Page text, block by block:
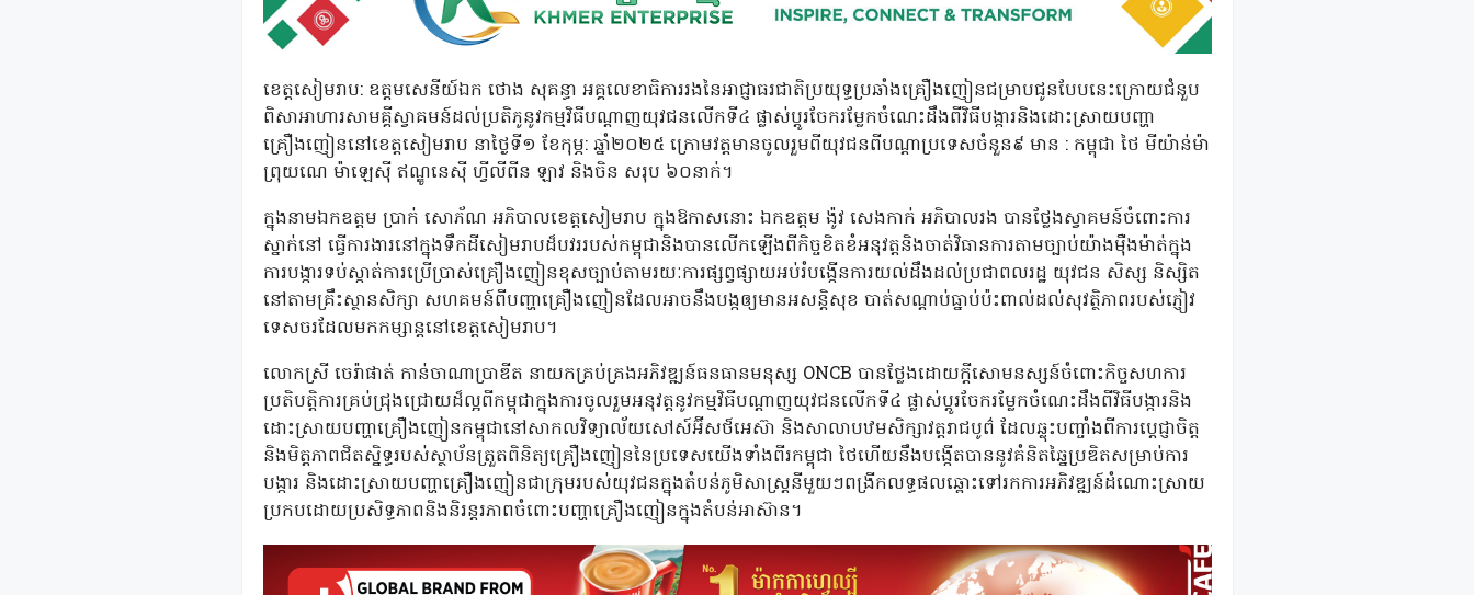
ខេត្តសៀមរាប: ឧត្តមសេនីយ៍ឯក ថោង សុគន្ធា អគ្គលេខាធិការរងនៃអាជ្ញាធរជាតិប្រយុទ្ធប្រឆាំងគ្រឿងញៀនជម្រាបជូនបែបនេះក្រោយជំនួប
ពិសាអាហារសាមគ្គីស្វាគមន៍ដល់ប្រតិភូនូវកម្មវិធីបណ្តាញយុវជនលើកទី៤ ផ្លាស់ប្តូរចែករម្លែកចំណេះដឹងពីវិធីបង្ការនិងដោះស្រាយបញ្ហា
គ្រឿងញៀននៅខេត្តសៀមរាប នាថ្ងៃទី១ ខែកុម្ភ: ឆ្នាំ២០២៥ ក្រោមវត្តមានចូលរួមពីយុវជនពីបណ្ដាប្រទេសចំនួន៩ មាន : កម្ពុជា ថៃ មីយ៉ាន់ម៉ា
ព្រុយណេ ម៉ាឡេស៊ី ឥណ្ឌូនេស៊ី ហ្វីលីពីន ឡាវ និងចិន សរុប ៦០នាក់។
ក្នុងនាមឯកឧត្តម ប្រាក់ សោភ័ណ អភិបាលខេត្តសៀមរាប ក្នុងឱកាសនោះ ឯកឧត្តម ង៉ូវ សេងកាក់ អភិបាលរង បានថ្លែងស្វាគមន៍ចំពោះការ
ស្នាក់នៅ ធ្វើការងារនៅក្នុងទឹកដីសៀមរាបដ៏បវររបស់កម្ពុជានិងបានលើកឡើងពីកិច្ចខិតខំអនុវត្តនិងចាត់វិធានការតាមច្បាប់យ៉ាងម៉ឺងម៉ាត់ក្នុង
ការបង្ការទប់ស្កាត់ការប្រើប្រាស់គ្រឿងញៀនខុសច្បាប់តាមរយៈការផ្សព្វផ្សាយអប់រំបង្កើនការយល់ដឹងដល់ប្រជាពលរដ្ឋ យុវជន សិស្ស និស្សិត
នៅតាមគ្រឹះស្ថានសិក្សា សហគមន៍ពីបញ្ហាគ្រឿងញៀនដែលអាចនឹងបង្កឲ្យមានអសន្តិសុខ បាត់សណ្តាប់ធ្នាប់ប៉ះពាល់ដល់សុវត្ថិភាពរបស់ភ្ញៀវ
ទេសចរដែលមកកម្សាន្តនៅខេត្តសៀមរាប។
លោកស្រី ចេរ៉ាផាត់ កាន់ចាណាប្រាឌីត នាយកគ្រប់គ្រងអភិវឌ្ឍន៍ធនធានមនុស្ស ONCB បានថ្លែងដោយក្តីសោមនស្សន៍ចំពោះកិច្ចសហការ
ប្រតិបត្តិការគ្រប់ជ្រុងជ្រោយដ៏ល្អពីកម្ពុជាក្នុងការចូលរួមអនុវត្តនូវកម្មវិធីបណ្តាញយុវជនលើកទី៤ ផ្លាស់ប្តូរចែករម្លែកចំណេះដឹងពីវិធីបង្ការនិង
ដោះស្រាយបញ្ហាគ្រឿងញៀនកម្ពុជានៅសាកលវិទ្យាល័យសៅស៍អ៊ីសថ៍អេស៊ា និងសាលាបឋមសិក្សាវត្តរាជបូព៌ ដែលឆ្លុះបញ្ចាំងពីការប្តេជ្ញាចិត្ត
និងមិត្តភាពជិតស្និទ្ធរបស់ស្ថាប័នត្រួតពិនិត្យគ្រឿងញៀននៃប្រទេសយើងទាំងពីរកម្ពុជា ថៃហើយនឹងបង្កើតបាននូវគំនិតឆ្នៃប្រឌិតសម្រាប់ការ
បង្ការ និងដោះស្រាយបញ្ហាគ្រឿងញៀនជាក្រុមរបស់យុវជនក្នុងតំបន់ភូមិសាស្រ្តនីមួយៗពង្រីកលទ្ធផលឆ្ពោះទៅរកការអភិវឌ្ឍន៍ដំណោះស្រាយ
ប្រកបដោយប្រសិទ្ធភាពនិងនិរន្តរភាពចំពោះបញ្ហាគ្រឿងញៀនក្នុងតំបន់អាស៊ាន។